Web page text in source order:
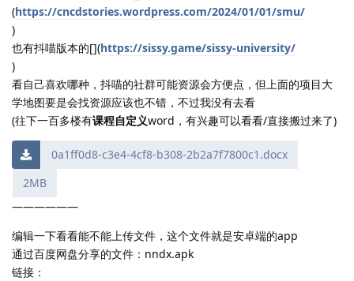
(https://cncdstories.wordpress.com/2024/01/01/smu/
)
也有抖喵版本的[](https://sissy.game/sissy-university/
)
看自己喜欢哪种，抖喵的社群可能资源会方便点，但上面的项目大
学地图要是会找资源应该也不错，不过我没有去看
(往下一百多楼有课程自定义word，有兴趣可以看看/直接搬过来了)
0a1ff0d8-c3e4-4cf8-b308-2b2a7f7800c1.docx
2MB
——————
编辑一下看看能不能上传文件，这个文件就是安卓端的app
通过百度网盘分享的文件：nndx.apk
链接：